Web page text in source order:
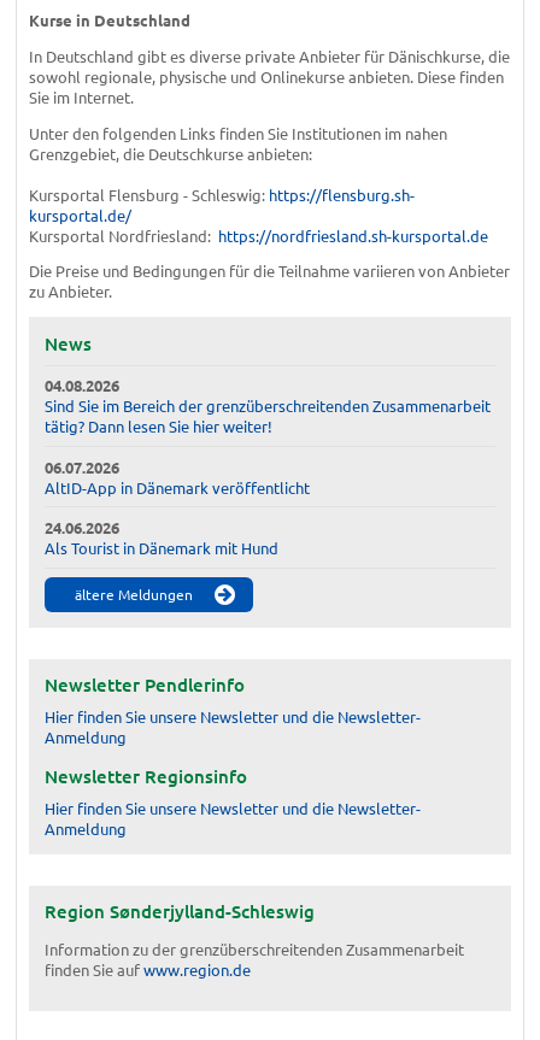
Kurse in Deutschland
In Deutschland gibt es diverse private Anbieter für Dänischkurse, die
sowohl regionale, physische und Onlinekurse anbieten. Diese finden
Sie im Internet.
Unter den folgenden Links finden Sie Institutionen im nahen
Grenzgebiet, die Deutschkurse anbieten:
Kursportal Flensburg - Schleswig: https://flensburg.sh-
kursportal.de/
Kursportal Nordfriesland: https://nordfriesland.sh-kursportal.de
Die Preise und Bedingungen für die Teilnahme variieren von Anbieter
zu Anbieter.
News
04.08.2026
Sind Sie im Bereich der grenzüberschreitenden Zusammenarbeit
tätig? Dann lesen Sie hier weiter!
06.07.2026
AltID-App in Dänemark veröffentlicht
24.06.2026
Als Tourist in Dänemark mit Hund
ältere Meldungen
Newsletter Pendlerinfo
Hier finden Sie unsere Newsletter und die Newsletter-
Anmeldung
Newsletter Regionsinfo
Hier finden Sie unsere Newsletter und die Newsletter-
Anmeldung
Region Sønderjylland-Schleswig
Information zu der grenzüberschreitenden Zusammenarbeit
finden Sie aufwww.region.de